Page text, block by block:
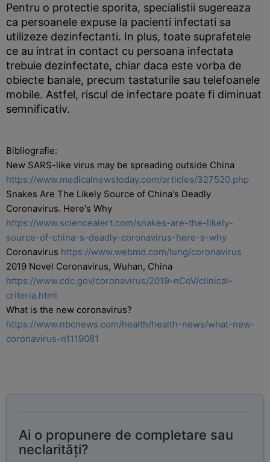
Pentru o protectie sporita, specialistii sugereaza
ca persoanele expuse la pacienti infectati sa
utilizeze dezinfectanti. In plus, toate suprafetele
ce au intrat in contact cu persoana infectata
trebuie dezinfectate, chiar daca este vorba de
obiecte banale, precum tastaturile sau telefoanele
mobile. Astfel, riscul de infectare poate fi diminuat
semnificativ.
Bibliografie:
New SARS-like virus may be spreading outside China
https://www.medicalnewstoday.com/articles/327520.php
Snakes Are The Likely Source of China's Deadly
Coronavirus. Here's Why
https://www.sciencealert.com/snakes-are-the-likely-
source-of-china-s-deadly-coronavirus-here-s-why
Coronavirus https://www.webmd.com/lung/coronavirus
2019 Novel Coronavirus, Wuhan, China
https://www.cdc.gov/coronavirus/2019-nCoV/clinical-
criteria.html
What is the new coronavirus?
https://www.nbcnews.com/health/health-news/what-new-
coronavirus-n1119081
Ai o propunere de completare sau
neclarități?